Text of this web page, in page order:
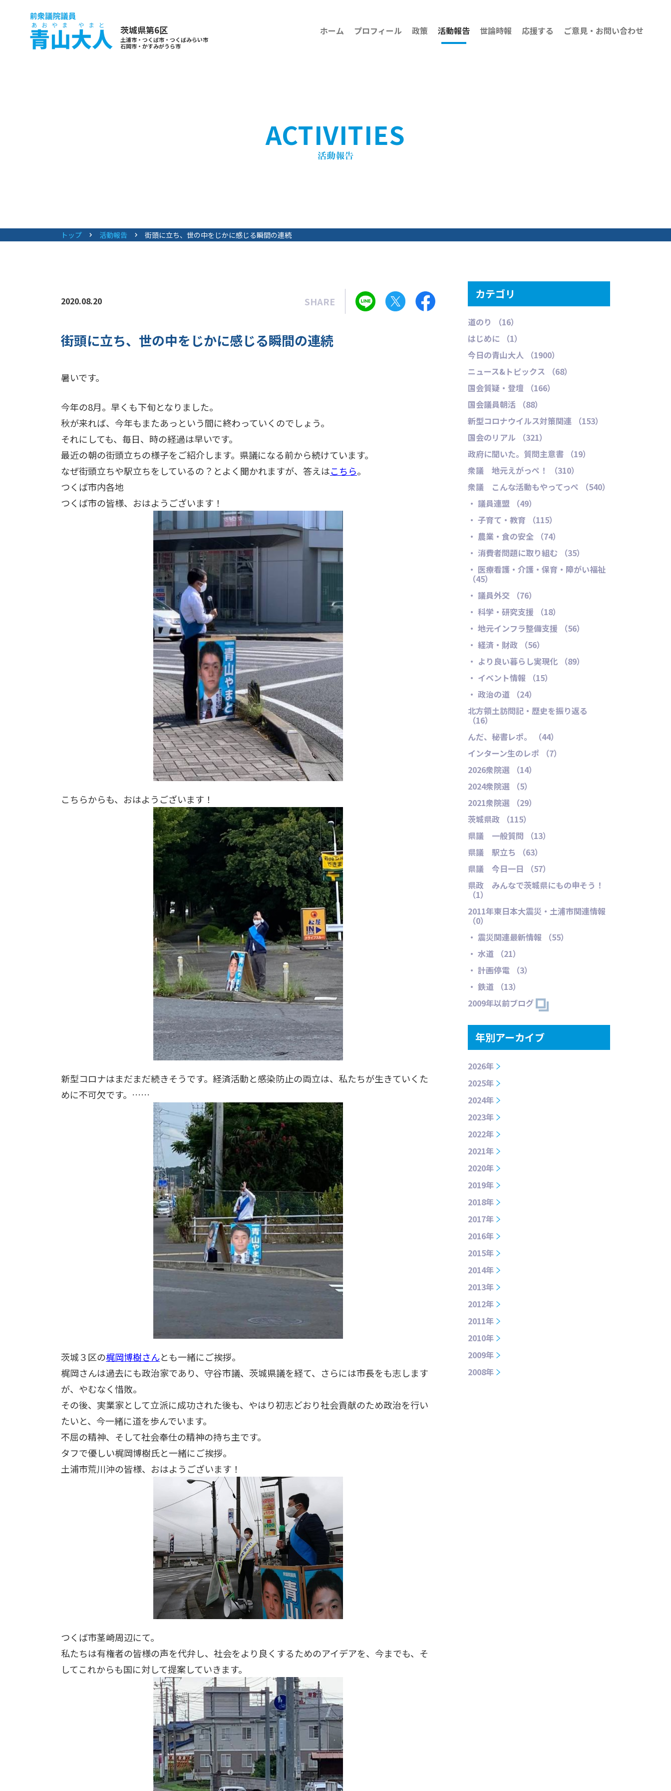
茨城県第6区
土浦市・つくば市・つくばみらい市
石岡市・かすみがうら市
ホーム プロフィール 政策 活動報告 世論時報 応援する ご意見・お問い合わせ
ACTIVITIES
トップ 活動報告 街頭に立ち、世の中をじかに感じる瞬間の連続
2020.08.20 SHARE
街頭に立ち、世の中をじかに感じる瞬間の連続
暑いです。
今年の8月。早くも下旬となりました。
秋が来れば、今年もまたあっという間に終わっていくのでしょう。
それにしても、毎日、時の経過は早いです。
最近の朝の街頭立ちの様子をご紹介します。県議になる前から続けています。
なぜ街頭立ちや駅立ちをしているの？とよく聞かれますが、答えはこちら。
つくば市内各地
つくば市の皆様、おはようございます！
こちらからも、おはようございます！
新型コロナはまだまだ続きそうです。経済活動と感染防止の両立は、私たちが生きていくた
めに不可欠です。……
茨城３区の梶岡博樹さんとも一緒にご挨拶。
梶岡さんは過去にも政治家であり、守谷市議、茨城県議を経て、さらには市長をも志します
が、やむなく惜敗。
その後、実業家として立派に成功された後も、やはり初志どおり社会貢献のため政治を行い
たいと、今一緒に道を歩んでいます。
不屈の精神、そして社会奉仕の精神の持ち主です。
タフで優しい梶岡博樹氏と一緒にご挨拶。
土浦市荒川沖の皆様、おはようございます！
つくば市茎崎周辺にて。
私たちは有権者の皆様の声を代弁し、社会をより良くするためのアイデアを、今までも、そ
してこれからも国に対して提案していきます。
カテゴリ
道のり （16）
はじめに （1）
今日の青山大人 （1900）
ニュース&トピックス （68）
国会質疑・登壇 （166）
国会議員朝活 （88）
新型コロナウイルス対策関連 （153）
国会のリアル （321）
政府に聞いた。質問主意書 （19）
衆議 地元えがっぺ！ （310）
衆議 こんな活動もやってっぺ （540）
・ 議員連盟 （49）
・ 子育て・教育 （115）
・ 農業・食の安全 （74）
・ 消費者問題に取り組む （35）
・ 医療看護・介護・保育・障がい福祉
（45）
・ 議員外交 （76）
・ 科学・研究支援 （18）
・ 地元インフラ整備支援 （56）
・ 経済・財政 （56）
・ より良い暮らし実現化 （89）
・ イベント情報 （15）
・ 政治の道 （24）
北方領土訪問記・歴史を振り返る
（16）
んだ、秘書レポ。 （44）
インターン生のレポ （7）
2026衆院選 （14）
2024衆院選 （5）
2021衆院選 （29）
茨城県政 （115）
県議 一般質問 （13）
県議 駅立ち （63）
県議 今日一日 （57）
県政 みんなで茨城県にもの申そう！
（1）
2011年東日本大震災・土浦市関連情報
（0）
・ 震災関連最新情報 （55）
・ 水道 （21）
・ 計画停電 （3）
・ 鉄道 （13）
2009年以前ブログ
年別アーカイブ
2026年
2025年
2024年
2023年
2022年
2021年
2020年
2019年
2018年
2017年
2016年
2015年
2014年
2013年
2012年
2011年
2010年
2009年
2008年